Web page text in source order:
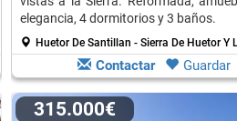
elegancia, 4 dormitorios y 3 baños.
Huetor De Santillan - Sierra De Huetor Y
Contactar Guardar
315.000€